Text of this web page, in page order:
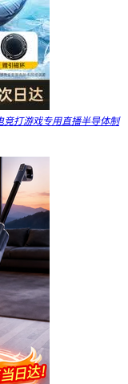
竞打游戏专用直播半导体制